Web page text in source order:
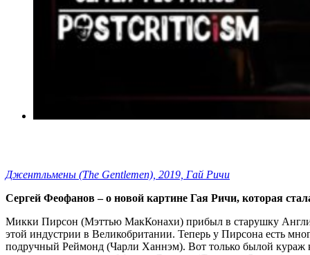
Джентльмены (The Gentlemen), 2019, Гай Ричи
Сергей Феофанов – о новой картине Гая Ричи, которая
Микки Пирсон (Мэттью МакКонахи) прибыл в старушку
этой индустрии в Великобритании. Теперь у Пирсона есть
подручный Реймонд (Чарли Ханнэм). Вот только былой кураж